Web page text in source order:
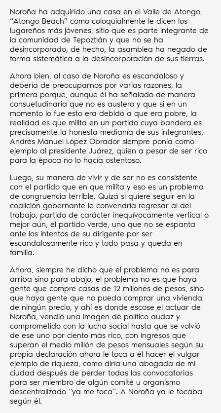
Noroña ha adquirido una casa en el Valle de Atongo,
“Atongo Beach” como coloquialmente le dicen los
lugareños más jóvenes, sitio que es parte integrante de
la comunidad de Tepoztlán y que no se ha
desincorporado, de hecho, la asamblea ha negado de
forma sistemática a la desincorporación de sus tierras.
Ahora bien, al caso de Noroña es escandaloso y
debería de preocuparnos por varias razones, la
primera porque, aunque él ha señalado de manera
consuetudinaria que no es austero y que si en un
momento lo fue esto era debido a que era pobre, la
realidad es que milita en un partido cuya bandera es
precisamente la honesta medianía de sus integrantes,
Andrés Manuel López Obrador siempre ponía como
ejemplo al presidente Juárez, quien a pesar de ser rico
para la época no lo hacía ostentoso.
Luego, su manera de vivir y de ser no es consistente
con el partido que en que milita y eso es un problema
de congruencia terrible. Quizá si quiere seguir en la
coalición gobernante le convendría regresar al del
trabajo, partido de carácter inequívocamente vertical o
mejor aún, el partido verde, uno que no se espanta
ante los intentos de su dirigente por ser
escandalosamente rico y todo pasa y queda en
familia.
Ahora, siempre he dicho que el problema no es para
arriba sino para abajo, el problema no es que haya
gente que compre casas de 12 millones de pesos, sino
que haya gente que no pueda comprar una vivienda
de ningún precio, y ahí es donde escose el actuar de
Noroña, vendió una imagen de político audaz y
comprometido con la lucha social hasta que se volvió
de ese uno por ciento más rico, con ingresos que
superan el medio millón de pesos mensuales según su
propia declaración ahora le toca a él hacer el vulgar
ejemplo de riqueza, como diría una abogada de mi
ciudad después de perder todas las convocatorias
para ser miembro de algún comité u organismo
descentralizado “ya me toca”. A Noroña ya le tocaba
según él.